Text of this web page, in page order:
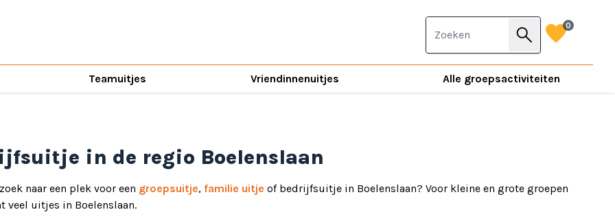
Teamuitjes Vriendinnenuitjes Alle groepsactiviteiten
search favorite0
in de regio Boelenslaan
naar een plek voor een groepsuitje, familie uitje of bedrijfsuitje in Boelenslaan? Voor kleine en grote groepen
veel uitjes in Boelenslaan.